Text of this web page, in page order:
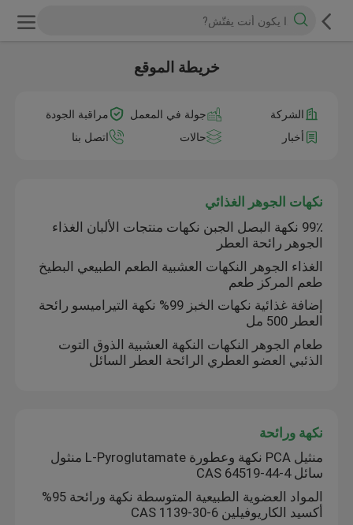
خريطة الموقع
الشركة جولة في المعمل
مراقبة الجودة
أخبار
حالات اتصل بنا
نكهات الجوهر الغذائي
99٪ نكهة البصل الجبن نكهات منتجات الألبان الغذاء
الجوهر رائحة العطر
الغذاء الجوهر النكهات العشبية الطعم الطبيعي البطيخ
طعم المركز طعم
إضافة غذائية نكهات الخبز 99% نكهة التيراميسو رائحة
العطر 500 مل
طعام الجوهر النكهات النكهة العشبية الذوق التوت
الذئبي العضو العطري الرائحة العطر السائل
نكهة ورائحة
منثيل PCA نكهة وعطورة L-Pyroglutamate منثول
سائل CAS 64519-44-4
المواد العضوية الطبيعية المتوسطة نكهة ورائحة 95%
أكسيد الكاريوفيلين CAS 1139-30-6